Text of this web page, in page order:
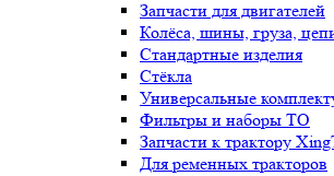
Запчасти для двигателей
Колёса, шины, груза,
Стандартные изделия
Стёкла
Универсальные
Фильтры и наборы ТО
Запчасти к трактору
Для ременных тракторов